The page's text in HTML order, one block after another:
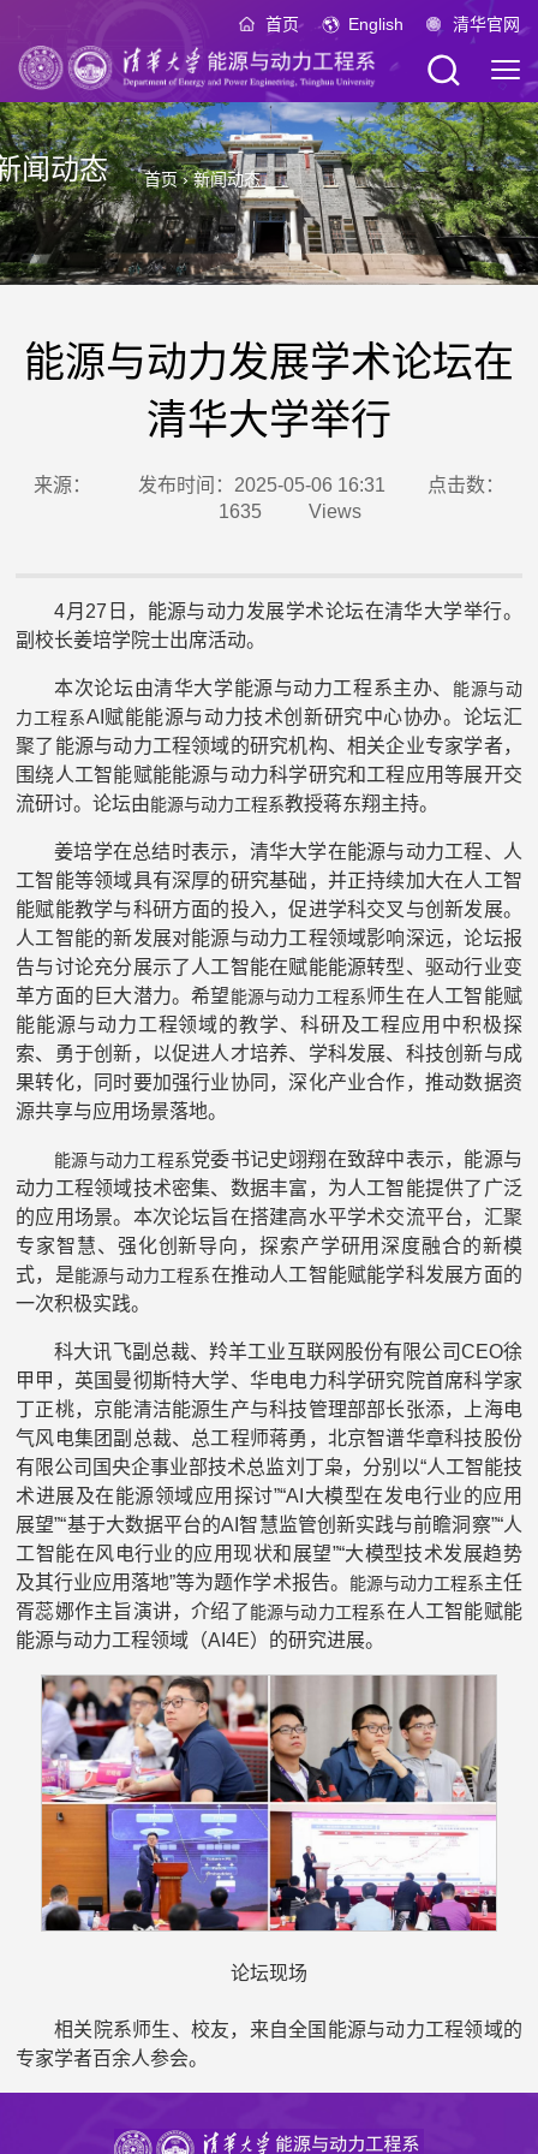
首页 English 清华官网
闻动态 首页›新闻动态
能源与动力发展学术论坛在
清华大学举行
来源： 发布时间：2025-05-06 16:31
点击数：
1635
Views
4月27日，能源与动力发展学术论坛在清华大学举行。
副校长姜培学院士出席活动。
本次论坛由清华大学能源与动力工程系主办、 能源与动
力工程系AI赋能能源与动力技术创新研究中心协办。论坛汇
聚了能源与动力工程领域的研究机构、相关企业专家学者，
围绕人工智能赋能能源与动力科学研究和工程应用等展开交
流研讨。论坛由能源与动力工程系教授蒋东翔主持。
姜培学在总结时表示，清华大学在能源与动力工程、人
工智能等领域具有深厚的研究基础，并正持续加大在人工智
能赋能教学与科研方面的投入，促进学科交叉与创新发展。
人工智能的新发展对能源与动力工程领域影响深远，论坛报
告与讨论充分展示了人工智能在赋能能源转型、驱动行业变
革方面的巨大潜力。希望能源与动力工程系师生在人工智能赋
能能源与动力工程领域的教学、科研及工程应用中积极探
索、勇于创新，以促进人才培养、学科发展、科技创新与成
果转化，同时要加强行业协同，深化产业合作，推动数据资
源共享与应用场景落地。
能源与动力工程系党委书记史翊翔在致辞中表示，能源与
动力工程领域技术密集、数据丰富，为人工智能提供了广泛
的应用场景。本次论坛旨在搭建高水平学术交流平台，汇聚
专家智慧、强化创新导向，探索产学研用深度融合的新模
式，是能源与动力工程系在推动人工智能赋能学科发展方面的
一次积极实践。
科大讯飞副总裁、羚羊工业互联网股份有限公司CEO徐
甲甲，英国曼彻斯特大学、华电电力科学研究院首席科学家
丁正桃，京能清洁能源生产与科技管理部部长张添，上海电
气风电集团副总裁、总工程师蒋勇，北京智谱华章科技股份
有限公司国央企事业部技术总监刘丁枭，分别以“人工智能技
术进展及在能源领域应用探讨”“AI大模型在发电行业的应用
展望”“基于大数据平台的AI智慧监管创新实践与前瞻洞察”“人
工智能在风电行业的应用现状和展望”“大模型技术发展趋势
及其行业应用落地”等为题作学术报告。
能源与动力工程系主任
胥蕊娜作主旨演讲，介绍了能源与动力工程系在人工智能赋能
能源与动力工程领域（AI4E）的研究进展。
论坛现场
相关院系师生、校友，来自全国能源与动力工程领域的
专家学者百余人参会。